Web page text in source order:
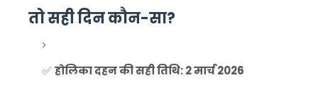
तो सही दिन कौन-सा?
✅होलिका दहन की सही तिथि: 2 मार्च 2026